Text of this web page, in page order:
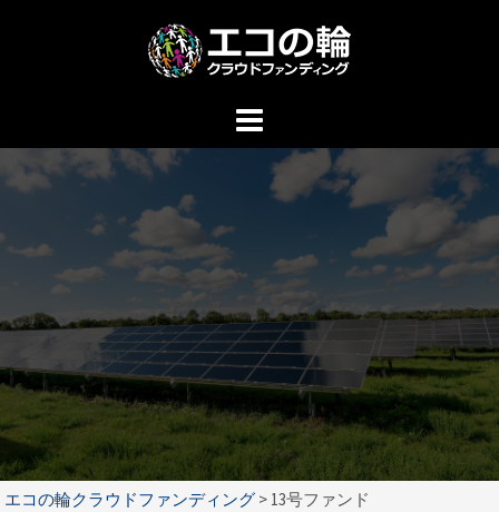
へ
ッ
エコの輪クラウドファンディング > 13号ファンド